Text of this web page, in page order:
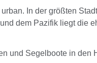
In der größten
dem Pazifik liegt die
und Segelboote in den